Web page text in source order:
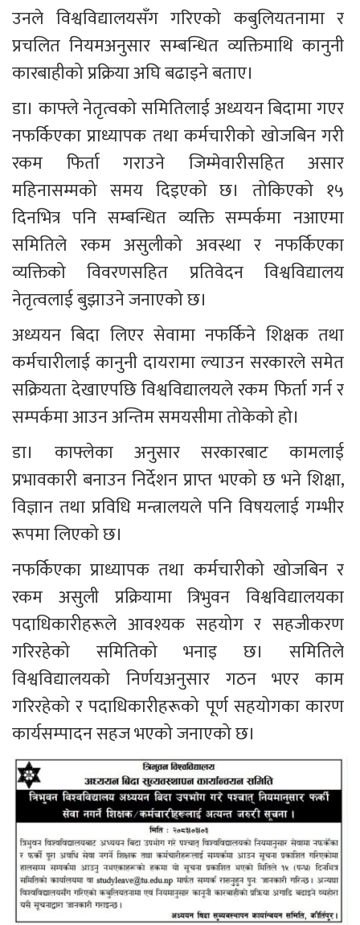
उनले विश्वविद्यालयसँग गरिएको कबुलियतनामा र
प्रचलित नियमअनुसार सम्बन्धित व्यक्तिमाथि कानुनी
कारबाहीको प्रक्रिया अघि बढाइने बताए।
डा। काफ्ले नेतृत्वको समितिलाई अध्ययन बिदामा गएर
नफर्किएका प्राध्यापक तथा कर्मचारीको खोजबिन गरी
रकम फिर्ता गराउने जिम्मेवारीसहित असार
महिनासम्मको समय दिइएको छ। तोकिएको १५
दिनभित्र पनि सम्बन्धित व्यक्ति सम्पर्कमा नआएमा
समितिले रकम असुलीको अवस्था र नफर्किएका
व्यक्तिको विवरणसहित प्रतिवेदन विश्वविद्यालय
नेतृत्वलाई बुझाउने जनाएको छ।
अध्ययन बिदा लिएर सेवामा नफर्किने शिक्षक तथा
कर्मचारीलाई कानुनी दायरामा ल्याउन सरकारले समेत
सक्रियता देखाएपछि विश्वविद्यालयले रकम फिर्ता गर्न र
सम्पर्कमा आउन अन्तिम समयसीमा तोकेको हो।
डा। काफ्लेका अनुसार सरकारबाट कामलाई
प्रभावकारी बनाउन निर्देशन प्राप्त भएको छ भने शिक्षा,
विज्ञान तथा प्रविधि मन्त्रालयले पनि विषयलाई गम्भीर
रूपमा लिएको छ।
नफर्किएका प्राध्यापक तथा कर्मचारीको खोजबिन र
रकम असुली प्रक्रियामा त्रिभुवन विश्वविद्यालयका
पदाधिकारीहरूले आवश्यक सहयोग र सहजीकरण
गरिरहेको समितिको भनाइ छ। समितिले
विश्वविद्यालयको निर्णयअनुसार गठन भएर काम
गरिरहेको र पदाधिकारीहरूको पूर्ण सहयोगका कारण
कार्यसम्पादन सहज भएको जनाएको छ।